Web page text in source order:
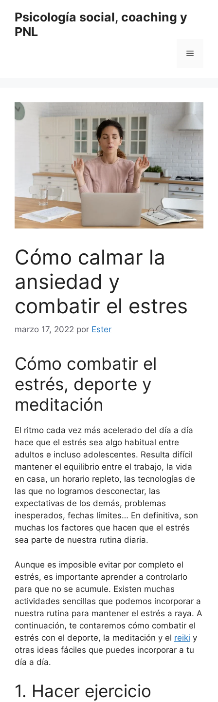
contenido
Psicología social, coaching y
PNL
Menú
Cómo calmar la
ansiedad y
combatir el estres
marzo 17, 2022 por Ester
Cómo combatir el
estrés, deporte y
meditación
El ritmo cada vez más acelerado del día a día
hace que el estrés sea algo habitual entre
adultos e incluso adolescentes. Resulta difícil
mantener el equilibrio entre el trabajo, la vida
en casa, un horario repleto, las tecnologías de
las que no logramos desconectar, las
expectativas de los demás, problemas
inesperados, fechas límites… En definitiva, son
muchas los factores que hacen que el estrés
sea parte de nuestra rutina diaria.
Aunque es imposible evitar por completo el
estrés, es importante aprender a controlarlo
para que no se acumule. Existen muchas
actividades sencillas que podemos incorporar a
nuestra rutina para mantener el estrés a raya. A
continuación, te contaremos cómo combatir el
estrés con el deporte, la meditación y el reiki y
otras ideas fáciles que puedes incorporar a tu
día a día.
1. Hacer ejercicio